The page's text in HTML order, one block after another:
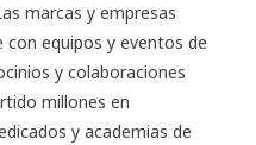
marcas y empresas
con equipos y eventos de
y colaboraciones
millones en
y academias de